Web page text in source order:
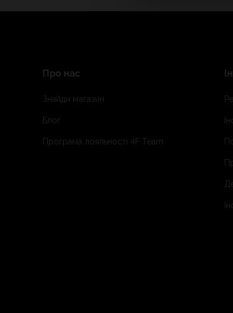
Про нас
Знайди магазин
Блог
Програма лояльності 4F Team